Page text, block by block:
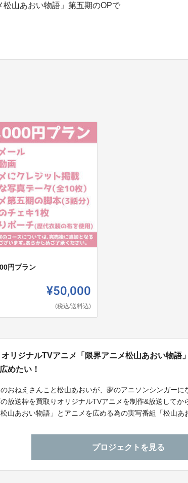
山あおい物語」第五期のOPで
円プラン
¥50,000
(税込/送料込)
オリジナルTVアニメ「限界アニメ松山あおい物語
めたい！
おねえさんこと松山あおいが、夢のアニソンシンガーに
放送枠を買取りオリジナルTVアニメを制作&放送してか
山あおい物語」とアニメを広める為の実写番組「松山あ
プロジェクトを見る